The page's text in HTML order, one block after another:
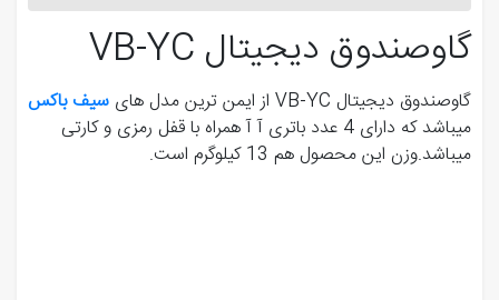
گاوصندوق دیجیتال VB-YC
گاوصندوق دیجیتال VB-YC از ایمن ترین مدل های
سیف باکس
میباشد که دارای 4 عدد باتری آ آ همراه با قفل رمزی و کارتی
میباشد.وزن این محصول هم 13 کیلوگرم است.